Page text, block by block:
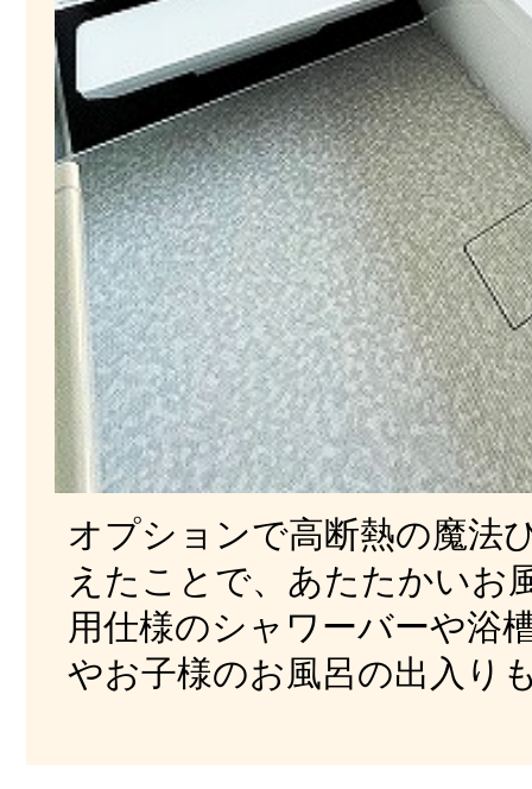
オプションで高断熱の魔法
えたことで、あたたかいお
用仕様のシャワーバーや浴
やお子様のお風呂の出入り